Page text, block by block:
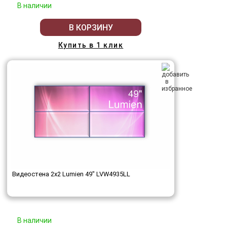
В наличии
В КОРЗИНУ
Купить в 1 клик
Видеостена 2x2 Lumien 49" LVW4935LL
В наличии